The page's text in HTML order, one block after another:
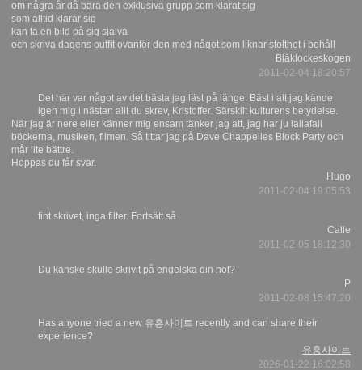
om några år då bara den exklusiva grupp som klarat sig
som alltid klarar sig
kan ta en bild på sig själva
och skriva dagens outfit ovanför den med något som liknar stolthet i behåll
Blåklockeskogen
2011-02-04 18:20:57
Det här var något av det bästa jag läst på länge. Bäst i att jag kände
igen mig i nästan allt du skrev, Kristoffer. Särskilt kulturens betydelse.
När jag är nere eller känner mig ensam tänker jag att, jag har ju iallafall
böckerna, musiken, filmen. Så tittar jag på Dave Chappelles Block Party och
mår lite bättre.
Hoppas du får svar.
Hugo
2011-02-04 19:05:53
fint skrivet, inga filter. Fortsätt så
Calle
2011-02-05 18:12:30
Du kanske skulle skrivit på engelska din nöt?
P
2011-02-08 15:47:20
Has anyone tried a new 유흥사이트 recently and can share their
experience?
유흥사이트
2026-01-22 16:02:58